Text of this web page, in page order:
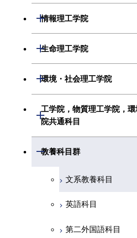
化学系
初年次専門科目
創造プロセス科目
共通専門科目
電気電子系
経営工学系
初年次専門科目
創造プロセス科目
材料系
初年次専門科目
共通専門科目
情報理工学院
開閉
数理・計算科学系
初年次専門科目
創造プロセス科目
共通専門科目
生命理工学院
開閉
生命理工学系
創造プロセス科目
共通専門科目
環境・社会理工学院
開閉
建築学系
融合理工学系
初年次専門科目
創造プロセス科目
共通専門科目
工学院，物質理工学院，
院共通科目
開閉
工学院，物質理工学
教養科目群
開閉
文系教養科目
英語科目
第二外国語科目